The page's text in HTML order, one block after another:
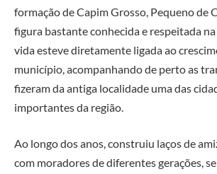
formação de Capim Grosso, Pequeno de
figura bastante conhecida e respeitada
vida esteve diretamente ligada ao
município, acompanhando de perto as
fizeram da antiga localidade uma das
importantes da região.
Ao longo dos anos, construiu laços de
com moradores de diferentes gerações,